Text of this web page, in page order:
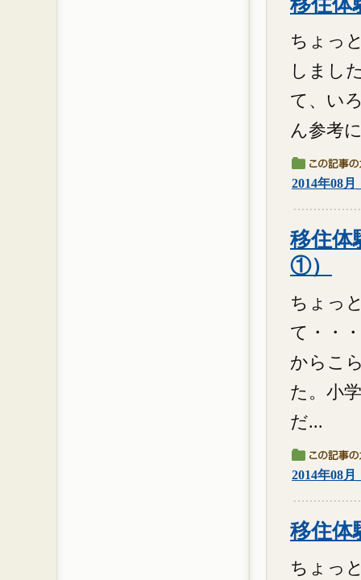
ちょっ
しまし
て、い
ん参考
2014年08
移住体
①）
ちょっ
て・・
からこ
た。小
だ...
2014年08
移住体
ちょっ